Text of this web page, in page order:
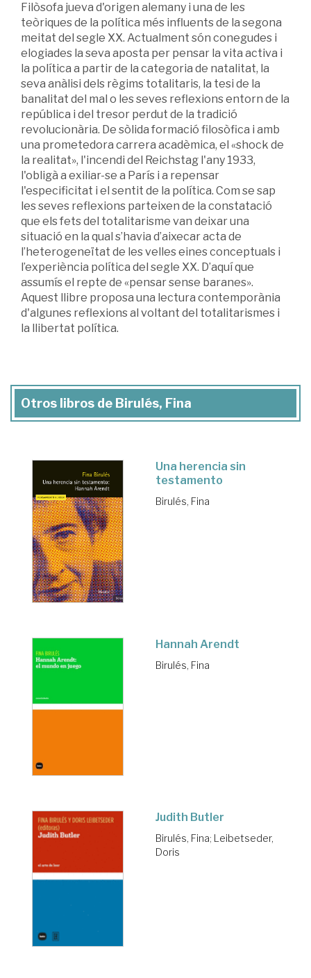
Filòsofa jueva d'origen alemany i una de les
teòriques de la política més influents de la segona
meitat del segle XX. Actualment són conegudes i
elogiades la seva aposta per pensar la vita activa i
la política a partir de la categoria de natalitat, la
seva anàlisi dels règims totalitaris, la tesi de la
banalitat del mal o les seves reflexions entorn de la
república i del tresor perdut de la tradició
revolucionària. De sòlida formació filosòfica i amb
una prometedora carrera acadèmica, el «shock de
la realitat», l'incendi del Reichstag l'any 1933,
l'obligà a exiliar-se a París i a repensar
l'especificitat i el sentit de la política. Com se sap
les seves reflexions parteixen de la constatació
que els fets del totalitarisme van deixar una
situació en la qual s’havia d’aixecar acta de
l’heterogeneïtat de les velles eines conceptuals i
l’experiència política del segle XX. D’aquí que
assumís el repte de «pensar sense baranes».
Aquest llibre proposa una lectura contemporània
d'algunes reflexions al voltant del totalitarismes i
la llibertat política.
Otros libros de Birulés, Fina
Una herencia sin
testamento
Birulés, Fina
Hannah Arendt
Birulés, Fina
Judith Butler
Birulés, Fina; Leibetseder,
Doris